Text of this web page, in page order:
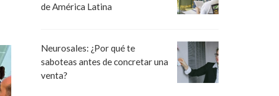
de América Latina
Neurosales: ¿Por qué te
saboteas antes de concretar una
venta?